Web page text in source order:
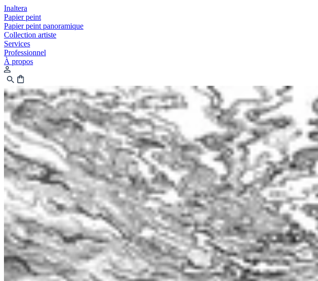
Inaltera
Papier peint
Papier peint panoramique
Collection artiste
Services
Professionnel
À propos